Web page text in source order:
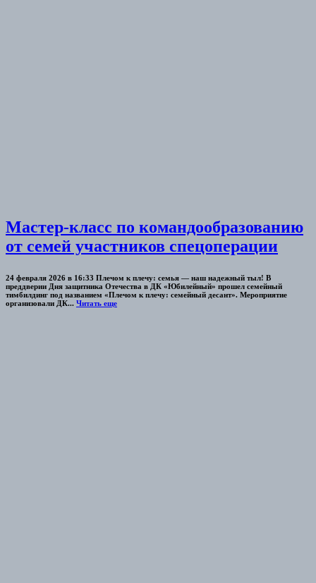
Мастер-класс по командообразованию
от семей участников спецоперации
24 февраля 2026 в 16:33 Плечом к плечу: семья — наш надежный тыл! В
преддверии Дня защитника Отечества в ДК «Юбилейный» прошел семейный
тимбилдинг под названием «Плечом к плечу: семейный десант». Мероприятие
организовали ДК... Читать еще